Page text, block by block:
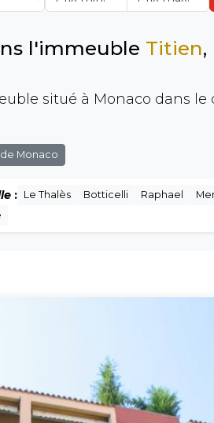
l'immeuble Titien,
situé à Monaco dans le
Monaco
: Le Thalès Botticelli Raphael